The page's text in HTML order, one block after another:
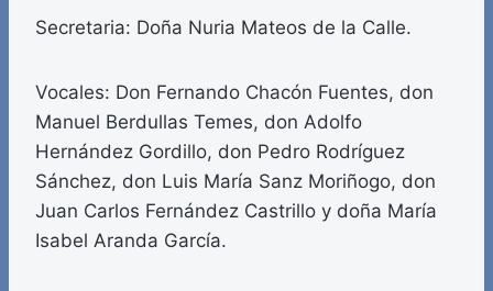
Secretaria: Doña Nuria Mateos de la Calle.
Vocales: Don Fernando Chacón Fuentes, don
Manuel Berdullas Temes, don Adolfo
Hernández Gordillo, don Pedro Rodríguez
Sánchez, don Luis María Sanz Moriñogo, don
Juan Carlos Fernández Castrillo y doña María
Isabel Aranda García.